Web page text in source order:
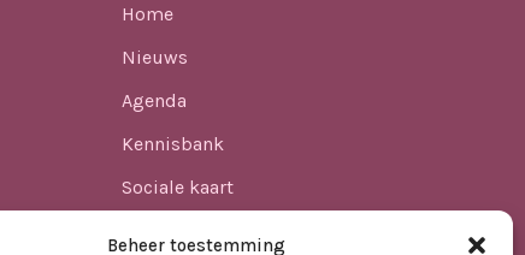
Beheer toestemming
Home
Nieuws
Agenda
Kennisbank
Sociale kaart